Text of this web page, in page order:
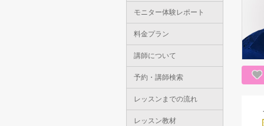
モニター体験レポート
料金プラン
講師について
予約・講師検索
レッスンまでの流れ
レッスン教材